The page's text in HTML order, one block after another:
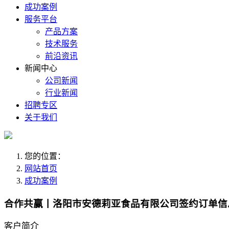
成功案例
服务平台
产品方案
技术服务
前沿资讯
新闻中心
公司新闻
行业新闻
招聘专区
关于我们
您的位置：
网站首页
成功案例
合作共赢丨洛阳市安德莉亚食品有限公司签约订单
客户简介